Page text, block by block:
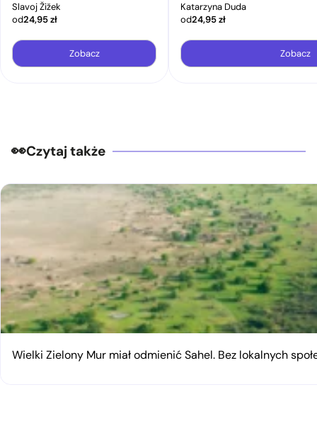
Slavoj Žižek
od24,95zł
Zobacz
Katarzyna Duda
od24,95zł
Zobacz
Czytaj także
Wielki Zielony Mur miał odmienić Sahel. Bez lokalnych